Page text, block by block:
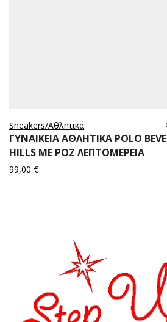
Sneakers/Aθλητικά
ΓΥΝΑΙΚΕΙΑ ΑΘΛΗΤΙΚΑ POLO
HILLS ΜΕ ΡΟΖ ΛΕΠΤΟΜΕΡΕΙΑ
99,00 €